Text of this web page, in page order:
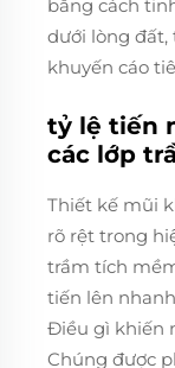
bằng cách
dưới lòng đất,
khuyến cáo
tỷ lệ tiến
các lớp
Thiết kế mũi
rõ rệt trong
trầm tích
tiến lên
Điều gì khiến
Chúng được